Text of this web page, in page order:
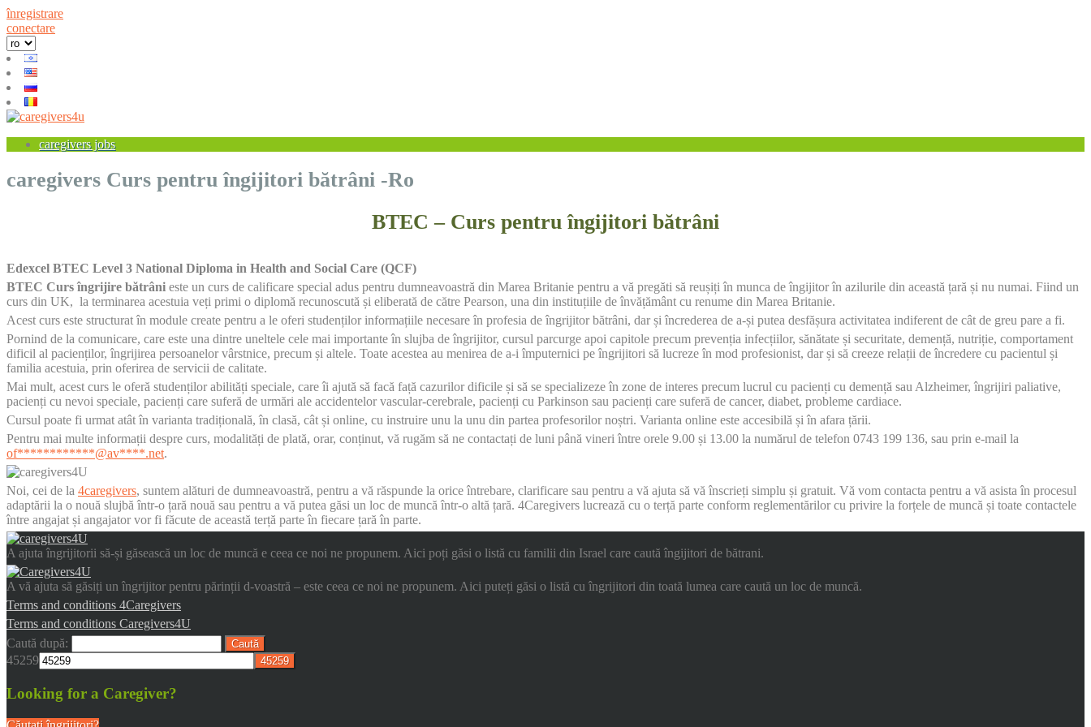
înregistrare
conectare
caregivers jobs
caregivers Curs pentru îngijitori bătrâni -Ro
BTEC – Curs pentru îngijitori bătrâni
Edexcel BTEC Level 3 National Diploma in Health and Social Care (QCF)
BTEC Curs îngrijire bătrâni este un curs de calificare special adus pentru dumneavoastră din Marea Britanie pentru a vă pregăti să reușiți în munca de îngijitor în azilurile din această țară și nu numai. Fiind un
curs din UK, la terminarea acestuia veți primi o diplomă recunoscută și eliberată de către Pearson, una din instituțiile de învățământ cu renume din Marea Britanie.
Acest curs este structurat în module create pentru a le oferi studenților informațiile necesare în profesia de îngrijitor bătrâni, dar și încrederea de a-și putea desfășura activitatea indiferent de cât de greu pare a fi.
Pornind de la comunicare, care este una dintre uneltele cele mai importante în slujba de îngrijitor, cursul parcurge apoi capitole precum prevenția infecțiilor, sănătate și securitate, demență, nutriție, comportament
dificil al pacienților, îngrijirea persoanelor vârstnice, precum și altele. Toate acestea au menirea de a-i împuternici pe îngrijitori să lucreze în mod profesionist, dar și să creeze relații de încredere cu pacientul și
familia acestuia, prin oferirea de servicii de calitate.
Mai mult, acest curs le oferă studenților abilități speciale, care îi ajută să facă față cazurilor dificile și să se specializeze în zone de interes precum lucrul cu pacienți cu demență sau Alzheimer, îngrijiri paliative,
pacienți cu nevoi speciale, pacienți care suferă de urmări ale accidentelor vascular-cerebrale, pacienți cu Parkinson sau pacienți care suferă de cancer, diabet, probleme cardiace.
Cursul poate fi urmat atât în varianta tradițională, în clasă, cât și online, cu instruire unu la unu din partea profesorilor noștri. Varianta online este accesibilă și în afara țării.
Pentru mai multe informații despre curs, modalități de plată, orar, conținut, vă rugăm să ne contactați de luni până vineri între orele 9.00 și 13.00 la numărul de telefon 0743 199 136, sau prin e-mail la
of************@av****.net.
Noi, cei de la 4caregivers, suntem alături de dumneavoastră, pentru a vă răspunde la orice întrebare, clarificare sau pentru a vă ajuta să vă înscrieți simplu și gratuit. Vă vom contacta pentru a vă asista în procesul
adaptării la o nouă slujbă într-o țară nouă sau pentru a vă putea găsi un loc de muncă într-o altă țară. 4Caregivers lucrează cu o terță parte conform reglementărilor cu privire la forțele de muncă și toate contactele
între angajat și angajator vor fi făcute de această terță parte în fiecare țară în parte.
A ajuta îngrijitorii să-și găsească un loc de muncă e ceea ce noi ne propunem. Aici poți găsi o listă cu familii din Israel care caută îngijitori de bătrani.
A vă ajuta să găsiți un îngrijitor pentru părinții d-voastră – este ceea ce noi ne propunem. Aici puteți găsi o listă cu îngrijitori din toată lumea care caută un loc de muncă.
Terms and conditions 4Caregivers
Terms and conditions Caregivers4U
Caută după:
45259
Looking for a Caregiver?